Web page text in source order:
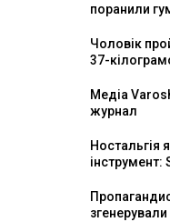
поранили
Чоловік
37-
Медіа
журнал
Ностальгія
інструмент: